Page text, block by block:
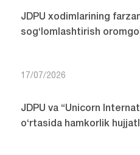
JDPU xodimlarining
sog‘lomlashtirish
17/07/2026
JDPU va “Unicorn
o‘rtasida hamkorlik